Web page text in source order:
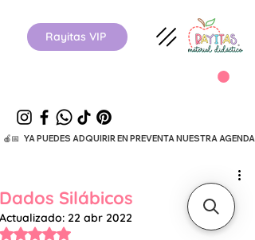
Rayitas VIP
🍎📅   YA PUEDES ADQUIRIR EN PREVENTA NUESTRA
Dados Silábicos
Actualizado: 22 abr 2022
Obtuvo NaN de 5 estrellas.